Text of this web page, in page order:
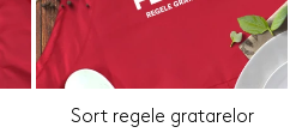
Sort regele gratarelor